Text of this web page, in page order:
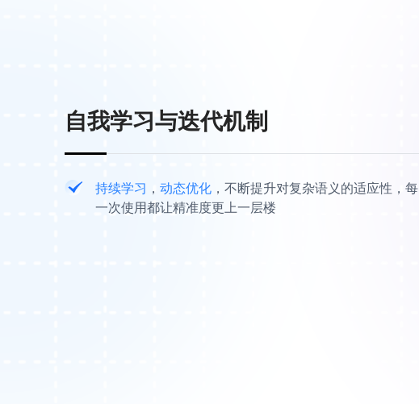
自我学习与迭代机制
持续学习 ， 动态优化 ，不断提升对复杂语义的适应性，每
一次使用都让精准度更上一层楼